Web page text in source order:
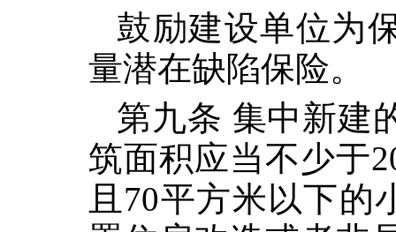
鼓励建设单位为
量潜在缺陷保险。
第九条 集中新建
筑面积应当不少于
且70平方米以下的